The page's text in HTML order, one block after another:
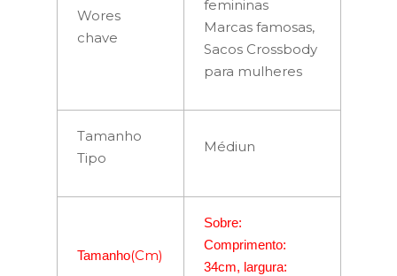
Wores
chave
femininas
Marcas famosas,
Sacos Crossbody
para mulheres
Tamanho
Tipo
Médiun
Tamanho(Cm)
Sobre:
Comprimento:
34cm, largura: